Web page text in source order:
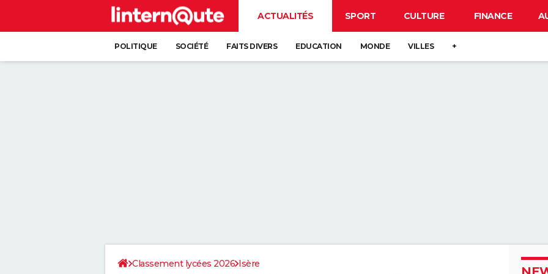
ACTUALITÉS SPORT CULTURE FINANCE
POLITIQUE SOCIÉTÉ FAITS DIVERS EDUCATION MONDE VILLES +
Classement lycées 2026 Isère